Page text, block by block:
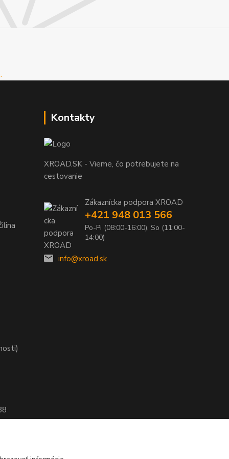
Kontakty
XROAD.SK - Vieme, čo potrebujete na
cestovanie
Zákaznícka podpora XROAD
+421 948 013 566
Po-Pi (08:00-16:00), So (11:00-
14:00)
info@xroad.sk